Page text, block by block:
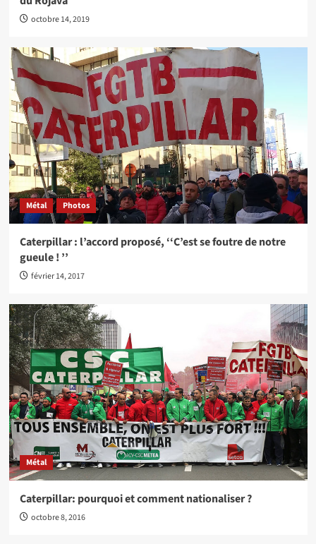
octobre 14, 2019
Métal Photos
Caterpillar : l’accord proposé, ‘‘C’est se foutre de notre
gueule ! ’’
février 14, 2017
Métal
Caterpillar: pourquoi et comment nationaliser ?
octobre 8, 2016